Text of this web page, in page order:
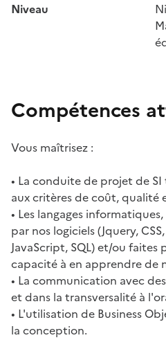
Niveau
Compétences
Vous maîtrisez :
• La conduite de projet de
aux critères de coût, qualité
• Les langages
par nos logiciels (Jquery,
JavaScript, SQL) et/ou
capacité à en apprendre de
• La communication avec
et dans la transversalité à
• L'utilisation de Business
la conception.